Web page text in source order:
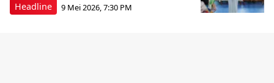
Headline 9 Mei 2026, 7:30 PM